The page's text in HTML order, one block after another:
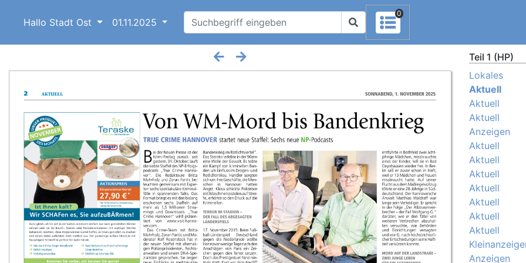
Hallo Stadt Ost 01.11.2025
0
Teil 1 (HP)
Lokales
Aktuell
Aktuell
Aktuell
Anzeigen
Aktuell
Aktuell
Aktuell
Aktuell
Aktuell
Aktuell
Aktuell
Anzeigen